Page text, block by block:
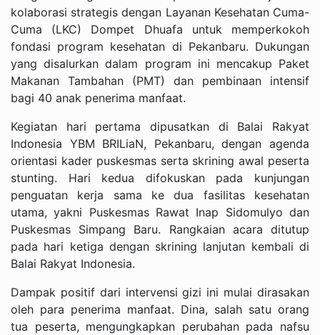
kolaborasi strategis dengan Layanan Kesehatan Cuma-
Cuma (LKC) Dompet Dhuafa untuk memperkokoh
fondasi program kesehatan di Pekanbaru. Dukungan
yang disalurkan dalam program ini mencakup Paket
Makanan Tambahan (PMT) dan pembinaan intensif
bagi 40 anak penerima manfaat.
Kegiatan hari pertama dipusatkan di Balai Rakyat
Indonesia YBM BRILiaN, Pekanbaru, dengan agenda
orientasi kader puskesmas serta skrining awal peserta
stunting. Hari kedua difokuskan pada kunjungan
penguatan kerja sama ke dua fasilitas kesehatan
utama, yakni Puskesmas Rawat Inap Sidomulyo dan
Puskesmas Simpang Baru. Rangkaian acara ditutup
pada hari ketiga dengan skrining lanjutan kembali di
Balai Rakyat Indonesia.
Dampak positif dari intervensi gizi ini mulai dirasakan
oleh para penerima manfaat. Dina, salah satu orang
tua peserta, mengungkapkan perubahan pada nafsu